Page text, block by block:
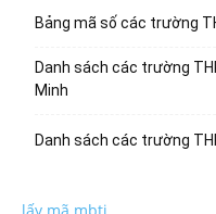
Bảng mã số các trường
Danh sách các trường
Minh
Danh sách các trường